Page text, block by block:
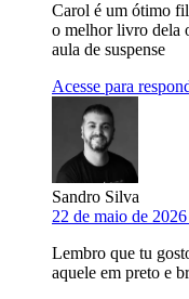
Carol é um ótimo
o melhor livro dela
aula de suspense
Acesse para
Sandro Silva
22 de maio de
Lembro que tu
aquele em preto e